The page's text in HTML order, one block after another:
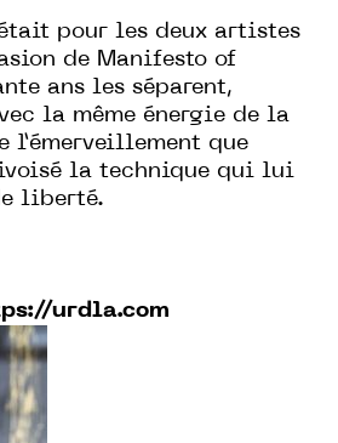
pour les deux artistes
de Manifesto of
ans les séparent,
la même énergie de la
l’émerveillement que
la technique qui lui
liberté.
urdla.com